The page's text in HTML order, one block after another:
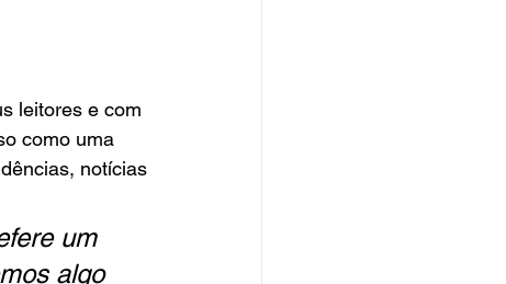
leitores e com
como uma
notícias
um
algo